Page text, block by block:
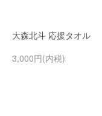
大森北斗 応援タオル
3,000円(内税)